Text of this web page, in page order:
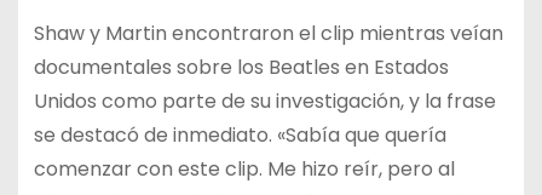
Shaw y Martin encontraron el clip mientras veían
documentales sobre los Beatles en Estados
Unidos como parte de su investigación, y la frase
se destacó de inmediato. «Sabía que quería
comenzar con este clip. Me hizo reír, pero al